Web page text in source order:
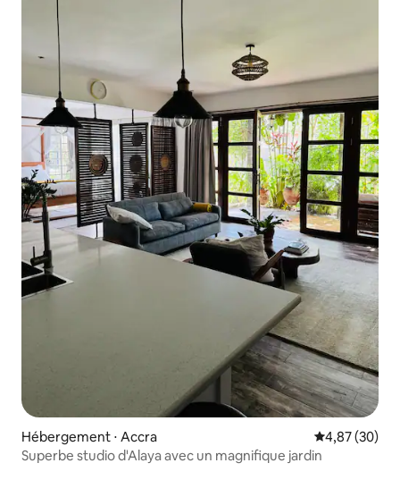
Hébergement ⋅ Accra Évaluation
4,87 (30)
Superbe studio d'Alaya avec un magnifique jardin